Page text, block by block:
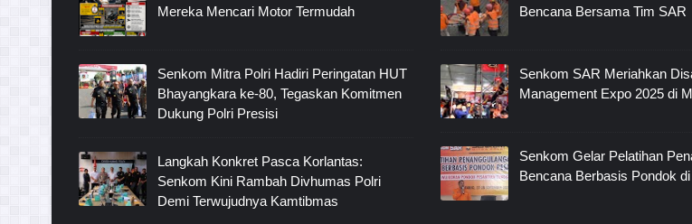
Mereka Mencari Motor Termudah
Senkom Mitra Polri Hadiri Peringatan HUT
Bhayangkara ke-80, Tegaskan Komitmen
Dukung Polri Presisi
Langkah Konkret Pasca Korlantas:
Senkom Kini Rambah Divhumas Polri
Demi Terwujudnya Kamtibmas
Bencana Bersama Tim SAR
Senkom SAR Meriahkan
Management Expo 2025 di
Senkom Gelar Pelatihan
Bencana Berbasis Pondok